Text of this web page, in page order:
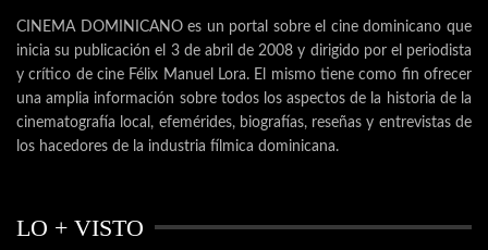
CINEMA DOMINICANO es un portal sobre el cine dominicano que
inicia su publicación el 3 de abril de 2008 y dirigido por el periodista
y crítico de cine Félix Manuel Lora. El mismo tiene como fin ofrecer
una amplia información sobre todos los aspectos de la historia de la
cinematografía local, efemérides, biografías, reseñas y entrevistas de
los hacedores de la industria fílmica dominicana.
LO + VISTO